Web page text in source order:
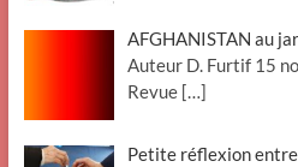
AFGHANISTAN au
Auteur D. Furtif 15
Revue […]
Petite réflexion